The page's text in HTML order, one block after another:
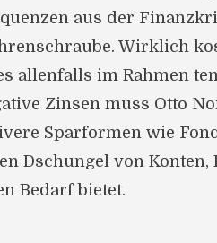
aus der
Wirklich
allenfalls im Rahmen
Zinsen muss Otto
Sparformen wie
Dschungel von
Bedarf bietet.